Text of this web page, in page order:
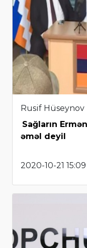
Rusif Hüseynov
Sağların
əməl deyil
2020-10-21 15:09